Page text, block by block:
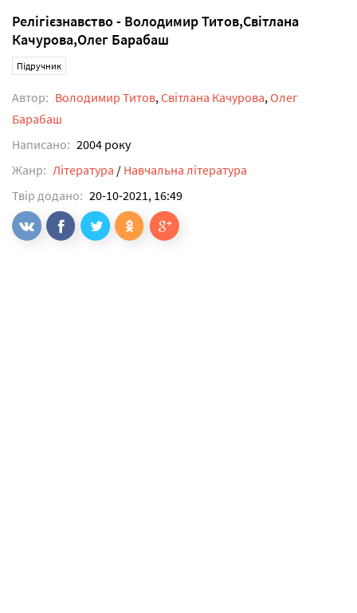
Релігієзнавство - Володимир Титов,Світлана
Качурова,Олег Барабаш
Підручник
Автор: Володимир Титов,Світлана Качурова,Олег
Барабаш
Написано: 2004 року
Жанр: Література / Навчальна література
Твір додано: 20-10-2021, 16:49